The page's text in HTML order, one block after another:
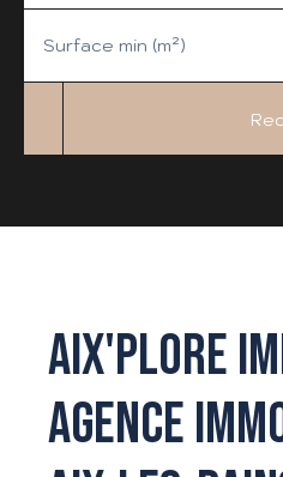
Surface min (m²)
AIX'PLORE
AGENCE